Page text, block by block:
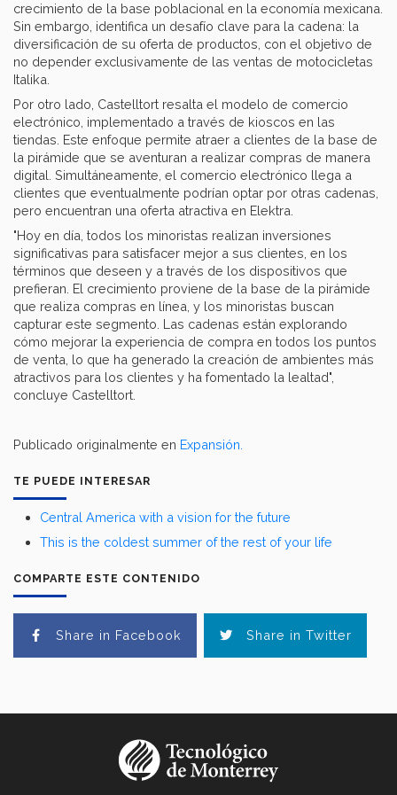
TE PUEDE INTERESAR
Central America with a vision for the future
This is the coldest summer of the rest of your life
COMPARTE ESTE CONTENIDO
Share in Facebook Share in Twitter
crecimiento de la base poblacional en la economía mexicana.
Sin embargo, identifica un desafío clave para la cadena: la
diversificación de su oferta de productos, con el objetivo de
no depender exclusivamente de las ventas de motocicletas
Italika.
Por otro lado, Castelltort resalta el modelo de comercio
electrónico, implementado a través de kioscos en las
tiendas. Este enfoque permite atraer a clientes de la base de
la pirámide que se aventuran a realizar compras de manera
digital. Simultáneamente, el comercio electrónico llega a
clientes que eventualmente podrían optar por otras cadenas,
pero encuentran una oferta atractiva en Elektra.
"Hoy en día, todos los minoristas realizan inversiones
significativas para satisfacer mejor a sus clientes, en los
términos que deseen y a través de los dispositivos que
prefieran. El crecimiento proviene de la base de la pirámide
que realiza compras en línea, y los minoristas buscan
capturar este segmento. Las cadenas están explorando
cómo mejorar la experiencia de compra en todos los puntos
de venta, lo que ha generado la creación de ambientes más
atractivos para los clientes y ha fomentado la lealtad",
concluye Castelltort.
Publicado originalmente en Expansión.